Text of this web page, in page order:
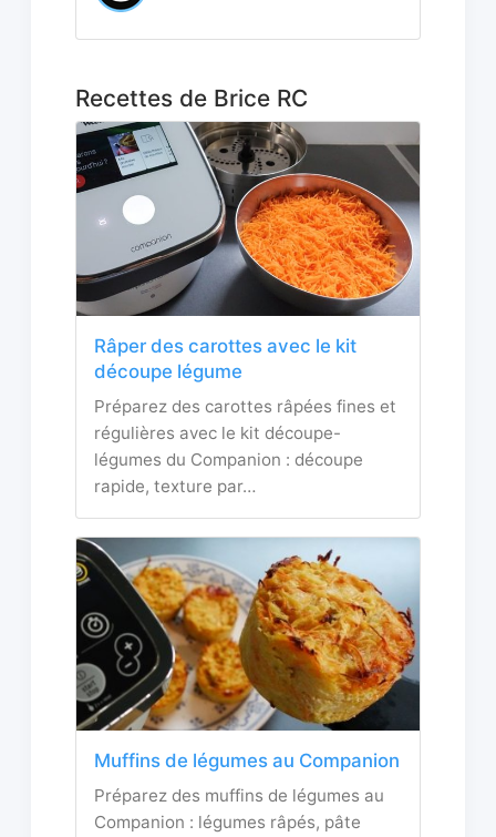
Recettes de Brice RC
Râper des carottes avec le kit
découpe légume
Préparez des carottes râpées fines et
régulières avec le kit découpe-
légumes du Companion : découpe
rapide, texture par…
Muffins de légumes au Companion
Préparez des muffins de légumes au
Companion : légumes râpés, pâte